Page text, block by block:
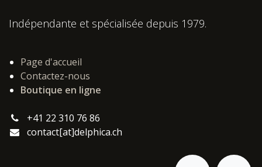
Indépendante et spécialisée depuis 1979.
Page d'accueil
Contactez-nous
Boutique en ligne
+41 22 310 76 86
contact[at]delphica.ch